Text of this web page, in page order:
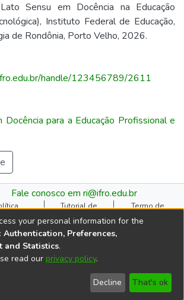
Sensu em Docência na Educação
Instituto Federal de Educação,
de Rondônia, Porto Velho, 2026.
handle/123456789/2611
Docência para a Educação Profissional e
Fale conosco em ri@ifro.edu.br
do RI
Tutorial de
Submissão
Termo de
Autorização
do TCC
Ficha
Catalográfica
Estatísticas de
Comitê Gestor do RI
copyright © 2002-2026
LYRASIS
your personal information for the
Authentication, Preferences,
and Statistics.
read our privacy policy.
Decline That's ok